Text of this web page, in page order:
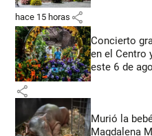
hace 15 horas share
Concierto
en el Centro
este 6 de
share
Murió la
Magdalena